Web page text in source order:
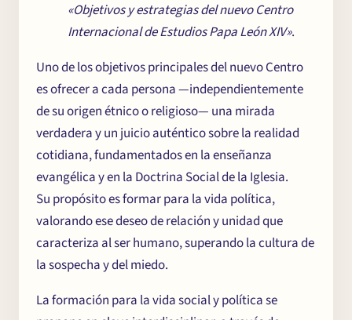
«Objetivos y estrategias del nuevo Centro
Internacional de Estudios Papa León XIV».
Uno de los objetivos principales del nuevo Centro
es ofrecer a cada persona —independientemente
de su origen étnico o religioso— una mirada
verdadera y un juicio auténtico sobre la realidad
cotidiana, fundamentados en la enseñanza
evangélica y en la Doctrina Social de la Iglesia.
Su propósito es formar para la vida política,
valorando ese deseo de relación y unidad que
caracteriza al ser humano, superando la cultura de
la sospecha y del miedo.
La formación para la vida social y política se